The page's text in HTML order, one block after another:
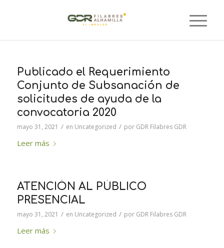
Publicado el Requerimiento
Conjunto de Subsanación de
solicitudes de ayuda de la
convocatoria 2020
mayo 31, 2021 / en Uncategorized / por GDR Filabres GDR
Leer más
ATENCIÓN AL PÚBLICO
PRESENCIAL
mayo 31, 2021 / en Uncategorized / por GDR Filabres GDR
Leer más